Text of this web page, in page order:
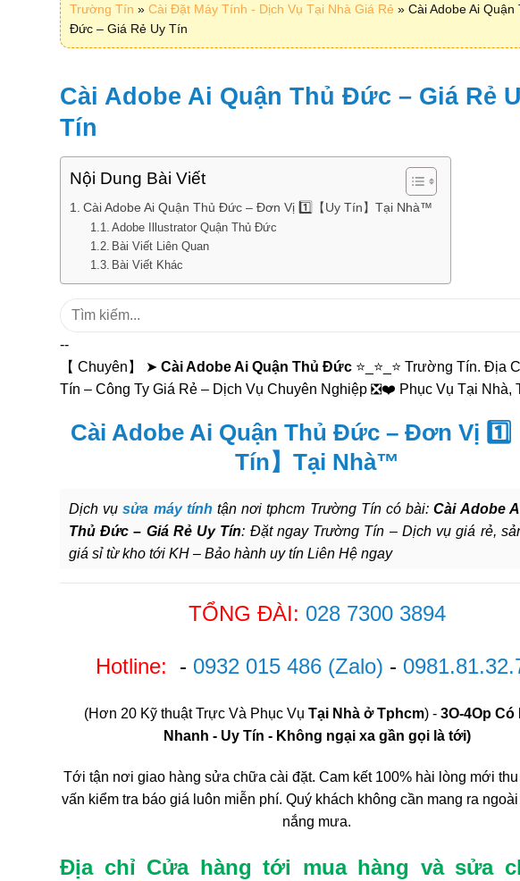
Trường Tín » Cài Đặt Máy Tính - Dịch Vụ Tại Nhà Giá Rẻ » Cài Adobe Ai Quận
Đức – Giá Rẻ Uy Tín
Cài Adobe Ai Quận Thủ Đức – Giá Rẻ
Tín
Nội Dung Bài Viết
Cài Adobe Ai Quận Thủ Đức – Đơn Vị 1️⃣【Uy Tín】Tại Nhà™
Adobe Illustrator Quận Thủ Đức
Bài Viết Liên Quan
Bài Viết Khác
Tìm
--
【 Chuyên】 ➤ Cài Adobe Ai Quận Thủ Đức ⭐_⭐_⭐ Trường Tín. Địa
Tín – Công Ty Giá Rẻ – Dịch Vụ Chuyên Nghiệp ❎❤️ Phục Vụ Tại Nhà,
Cài Adobe Ai Quận Thủ Đức – Đơn Vị 1️⃣
Tín】Tại Nhà™
Dịch vụsửa máy tính tận nơi tphcm Trường Tín có bài:Cài Adobe
Thủ Đức – Giá Rẻ Uy Tín: Đặt ngay Trường Tín – Dịch vụ giá rẻ,
giá sỉ từ kho tới KH – Bảo hành uy tín Liên Hệ ngay
TỔNG ĐÀI: 028 7300 3894
Hotline: - 0932 015 486 (Zalo) -
(Hơn 20 Kỹ thuật Trực Và Phục Vụ Tại Nhà ở Tphcm) - 3O-4Op Có
Nhanh - Uy Tín - Không ngại xa gần gọi là tới)
Tới tận nơi giao hàng sửa chữa cài đặt. Cam kết 100% hài lòng mới
vấn kiểm tra báo giá luôn miễn phí. Quý khách không cần mang ra
nắng mưa.
Địa chỉ Cửa hàng tới mua hàng và sửa